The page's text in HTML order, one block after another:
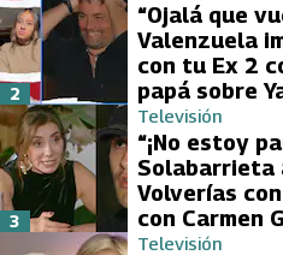
“Ojalá que
Valenzuela
con tu Ex 2
papá sobre
2
Televisión
“¡No estoy
Solabarrieta
Volverías
con Carmen
3
Televisión